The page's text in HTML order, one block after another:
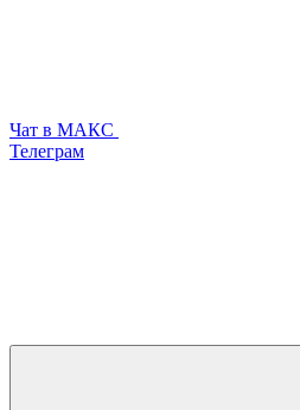
Чат в МАКС
Телеграм